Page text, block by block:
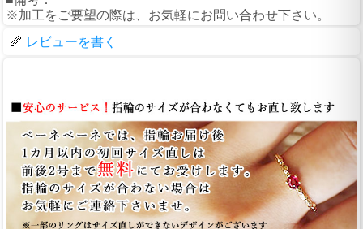
※加工をご要望の際は、お気軽にお問い合わせ下さい。
レビューを書く